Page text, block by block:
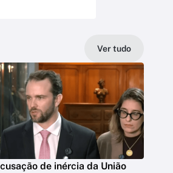
Ver tudo
de inércia da União